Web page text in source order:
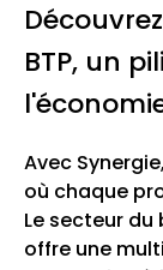
BTP, un
Avec
où chaque
Le secteur
offre une